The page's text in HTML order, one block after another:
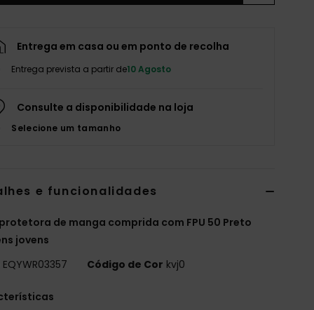
Entrega em casa ou em ponto de recolha
Entrega prevista a partir de10 Agosto
Consulte a disponibilidade na loja
Selecione um tamanho
e funcionalidades
de manga comprida com FPU 50 Preto
jovens
EQYWR03357 Código de Cor kvj0